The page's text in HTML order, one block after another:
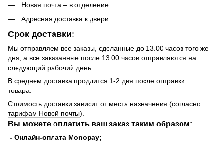
Новая почта – в отделение
Адресная доставка к двери
Срок доставки:
Мы отправляем все заказы, сделанные до 13.00 часов того же
дня, а все заказанные после 13.00 часов отправляются на
следующий рабочий день.
В среднем доставка продлится 1-2 дня после отправки
товара.
Стоимость доставки зависит от места назначения (согласно
тарифам Новой почты).
Вы можете оплатить ваш заказ таким образом:
- Онлайн-оплата Monopay;